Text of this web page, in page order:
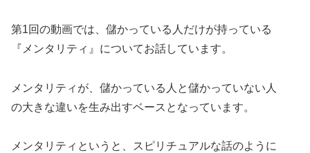
第1回の動画では、儲かっている人だけが持っている
『メンタリティ』についてお話しています。
メンタリティが、儲かっている人と儲かっていない人
の大きな違いを生み出すベースとなっています。
メンタリティというと、スピリチュアルな話のように